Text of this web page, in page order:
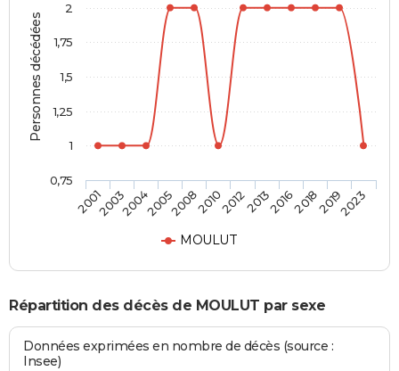
Personnes décédées
MOULUT
200120032004200520082010201220132016201820192023
0,75
1
1,25
1,5
1,75
2
Répartition des décès de MOULUT par sexe
Données exprimées en nombre de décès (source :
Insee)